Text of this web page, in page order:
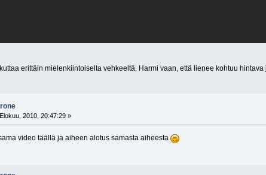
erittäin mielenkiintoiselta vehkeeltä. Harmi vaan, että lienee kohtuu hintava
2010, 20:47:29 »
video täällä ja aiheen alotus samasta aiheesta